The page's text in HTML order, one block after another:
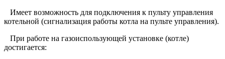
Имеет возможность для подключения к пульту управления
котельной (сигнализация работы котла на пульте управления).
При работе на газоиспользующей установке (котле)
достигается: